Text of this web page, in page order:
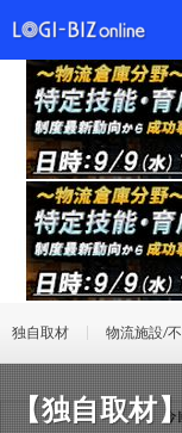
独自取材 物流施設/
【独自取材